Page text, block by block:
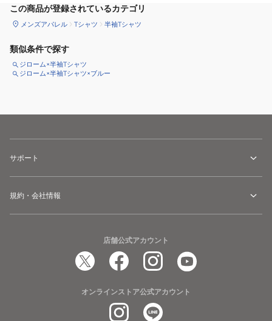
この商品が登録されているカテゴリ
メンズアパレル Tシャツ 半袖Tシャツ
類似条件で探す
ジローム×半袖Tシャツ
ジローム×半袖Tシャツ×ブルー
サポート
規約・会社情報
店舗公式アカウント
オンラインストア公式アカウント